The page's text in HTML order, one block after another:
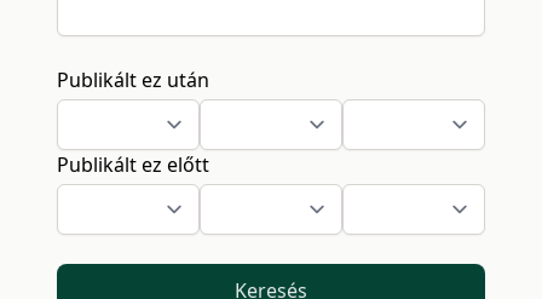
Publikált ez után
Publikált ez előtt
Keresés